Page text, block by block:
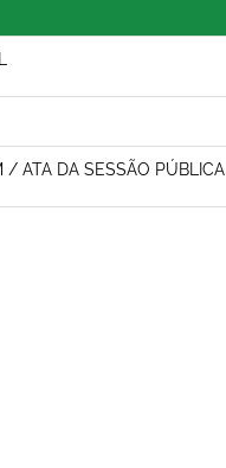
ATA DA SESSÃO PÚBLICA